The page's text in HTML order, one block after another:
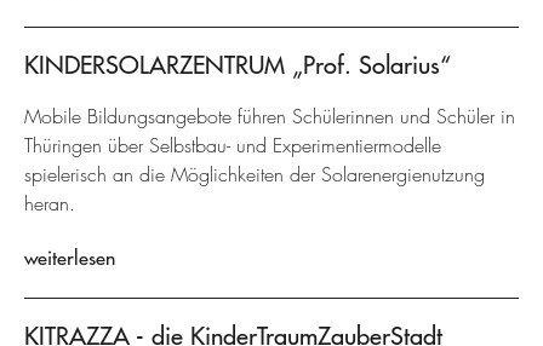
KINDERSOLARZENTRUM „Prof. Solarius“
Mobile Bildungsangebote führen Schülerinnen und Schüler in
Thüringen über Selbstbau- und Experimentiermodelle
spielerisch an die Möglichkeiten der Solarenergienutzung
heran.
weiterlesen
KITRAZZA - die KinderTraumZauberStadt